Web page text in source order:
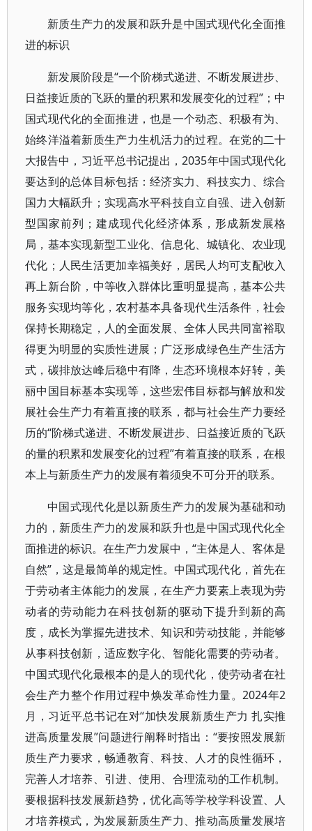
新质生产力的发展和跃升是中国式现代化全面推
进的标识
新发展阶段是“一个阶梯式递进、不断发展进步、
日益接近质的飞跃的量的积累和发展变化的过程”；中
国式现代化的全面推进，也是一个动态、积极有为、
始终洋溢着新质生产力生机活力的过程。在党的二十
大报告中，习近平总书记提出，2035年中国式现代化
要达到的总体目标包括：经济实力、科技实力、综合
国力大幅跃升；实现高水平科技自立自强、进入创新
型国家前列；建成现代化经济体系，形成新发展格
局，基本实现新型工业化、信息化、城镇化、农业现
代化；人民生活更加幸福美好，居民人均可支配收入
再上新台阶，中等收入群体比重明显提高，基本公共
服务实现均等化，农村基本具备现代生活条件，社会
保持长期稳定，人的全面发展、全体人民共同富裕取
得更为明显的实质性进展；广泛形成绿色生产生活方
式，碳排放达峰后稳中有降，生态环境根本好转，美
丽中国目标基本实现等，这些宏伟目标都与解放和发
展社会生产力有着直接的联系，都与社会生产力要经
历的“阶梯式递进、不断发展进步、日益接近质的飞跃
的量的积累和发展变化的过程”有着直接的联系，在根
本上与新质生产力的发展有着须臾不可分开的联系。
中国式现代化是以新质生产力的发展为基础和动
力的，新质生产力的发展和跃升也是中国式现代化全
面推进的标识。在生产力发展中，“主体是人、客体是
自然”，这是最简单的规定性。中国式现代化，首先在
于劳动者主体能力的发展，在生产力要素上表现为劳
动者的劳动能力在科技创新的驱动下提升到新的高
度，成长为掌握先进技术、知识和劳动技能，并能够
从事科技创新，适应数字化、智能化需要的劳动者。
中国式现代化最根本的是人的现代化，使劳动者在社
会生产力整个作用过程中焕发革命性力量。2024年2
月，习近平总书记在对“加快发展新质生产力 扎实推
进高质量发展”问题进行阐释时指出：“要按照发展新
质生产力要求，畅通教育、科技、人才的良性循环，
完善人才培养、引进、使用、合理流动的工作机制。
要根据科技发展新趋势，优化高等学校学科设置、人
才培养模式，为发展新质生产力、推动高质量发展培